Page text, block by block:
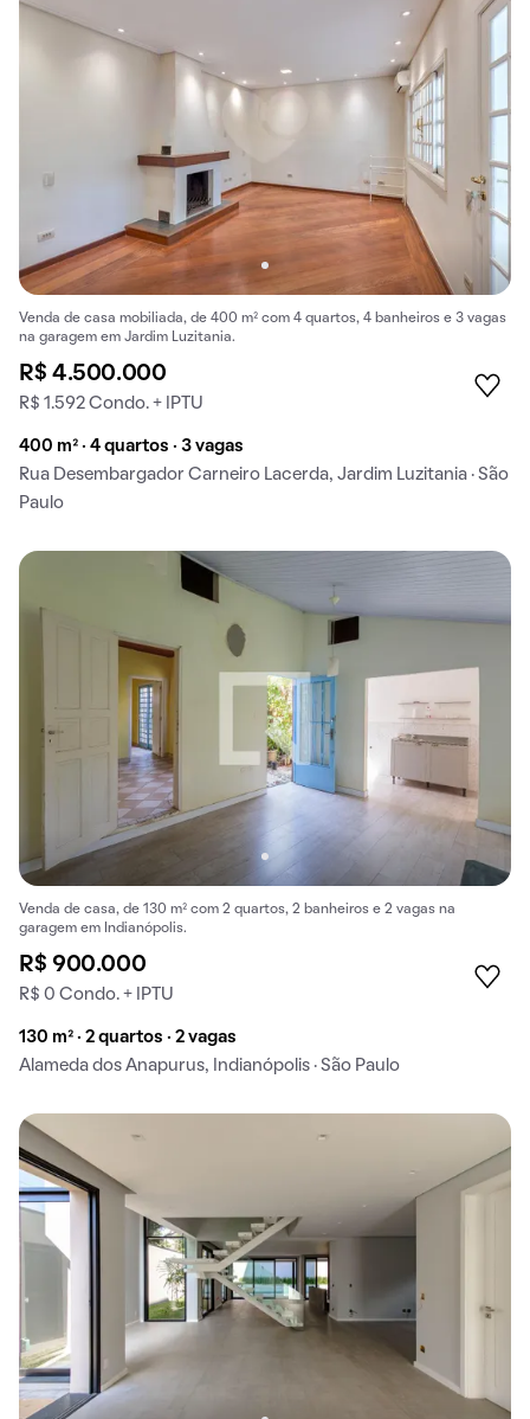
Venda de casa mobiliada, de 400 m² com 4 quartos, 4 banheiros e 3 vagas
na garagem em Jardim Luzitania.
R$ 4.500.000
R$ 1.592 Condo. + IPTU
400 m² · 4 quartos · 3 vagas
Rua Desembargador Carneiro Lacerda, Jardim Luzitania · São
Paulo
Venda de casa, de 130 m² com 2 quartos, 2 banheiros e 2 vagas na
garagem em Indianópolis.
R$ 900.000
R$ 0 Condo. + IPTU
130 m² · 2 quartos · 2 vagas
Alameda dos Anapurus, Indianópolis · São Paulo